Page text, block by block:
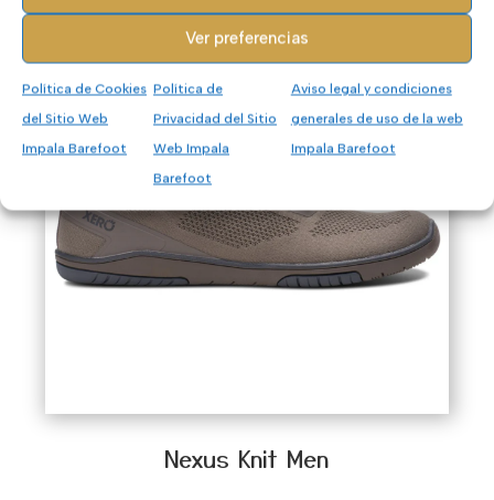
Ver preferencias
Política de Cookies
del Sitio Web
Impala Barefoot
Política de
Privacidad del Sitio
Web Impala
Barefoot
Aviso legal y condiciones
generales de uso de la web
Impala Barefoot
Nexus Knit Men